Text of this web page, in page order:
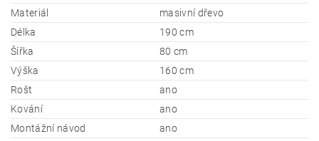
Materiál
masivní dřevo
Délka
190 cm
Šířka
80 cm
Výška
160 cm
Rošt
ano
Kování
ano
Montážní návod
ano